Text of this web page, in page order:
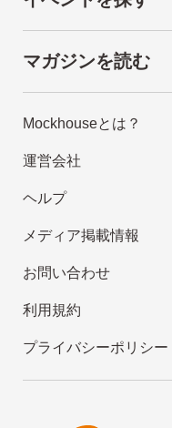
マガジンを読む
Mockhouseとは？
運営会社
ヘルプ
メディア掲載情報
お問い合わせ
利用規約
プライバシーポリシー